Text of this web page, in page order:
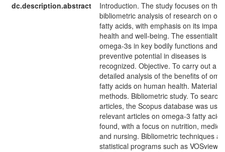
dc.description.abstract
Introduction. The study focuses on the
bibliometric analysis of research on
fatty acids, with emphasis on its impact
health and well-being. The essentiality
omega-3s in key bodily functions and
preventive potential in diseases is
recognized. Objective. To carry out a
detailed analysis of the benefits of
fatty acids on human health. Materials
methods. Bibliometric study. To search
articles, the Scopus database was
relevant articles on omega-3 fatty
found, with a focus on nutrition,
and nursing. Bibliometric techniques
statistical programs such as